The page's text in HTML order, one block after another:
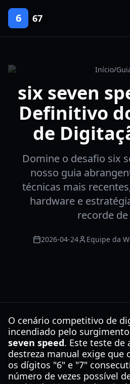
6 67
Início/
six seven
Definitivo
de
Domine o desafio six
nosso guia
técnicas mais
hardware e
recorde de
2026-04-24 Equipe da
O cenário competitivo de
incendiado pelo
seven speed. Este teste de
destreza manual exige que
os dígitos "6" e "7"
número de vezes possível